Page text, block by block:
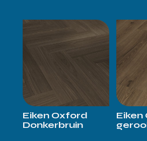
Eiken Oxford
Donkerbruin
Eiken